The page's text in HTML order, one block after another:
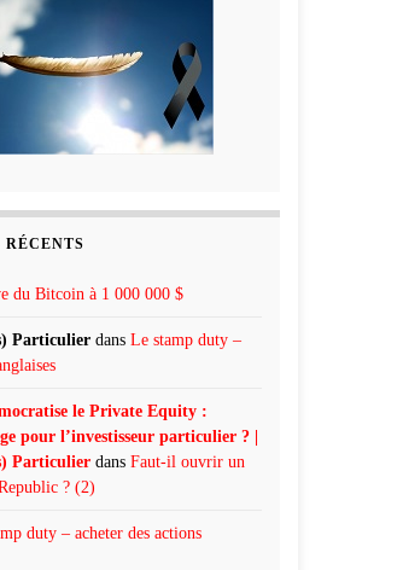
du Bitcoin à 1 000 000 $
Particulier dans Le stamp duty –
le Private Equity :
pour l’investisseur particulier ? |
Particulier dans Faut-il ouvrir un
? (2)
duty – acheter des actions